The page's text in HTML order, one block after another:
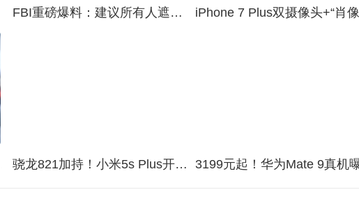
FBI重磅爆料：建议所有人遮盖笔记本摄像头
骁龙821加持！小米5s Plus开箱图赏：超轻薄双摄像头